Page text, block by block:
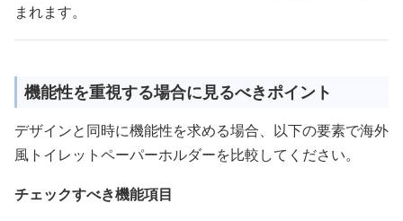
まれます。
機能性を重視する場合に見るべきポイント
デザインと同時に機能性を求める場合、以下の要素で海外
風トイレットペーパーホルダーを比較してください。
チェックすべき機能項目